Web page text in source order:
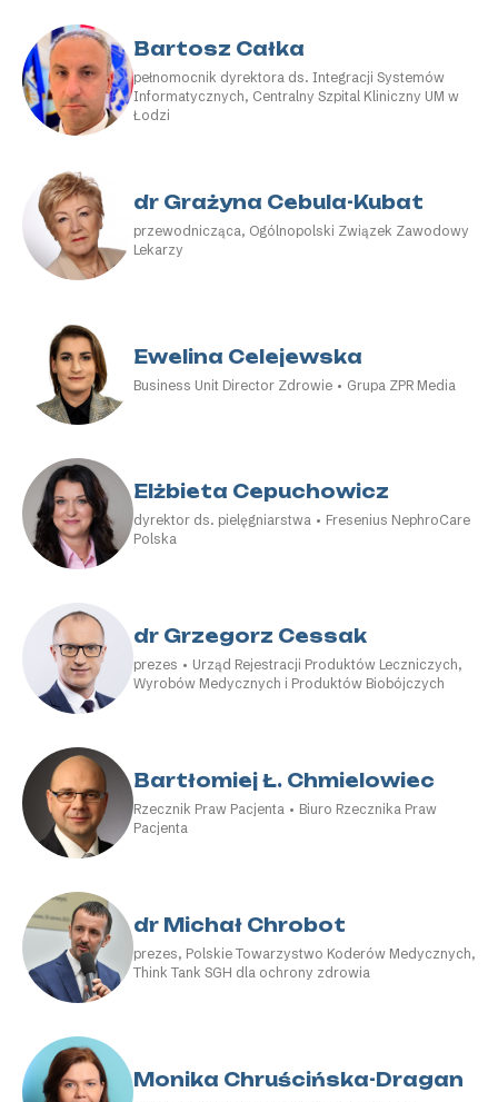
Bartosz Całka
pełnomocnik dyrektora ds. Integracji Systemów
Informatycznych, Centralny Szpital Kliniczny UM w
Łodzi
dr Grażyna Cebula-Kubat
przewodnicząca, Ogólnopolski Związek Zawodowy
Lekarzy
Ewelina Celejewska
Business Unit Director Zdrowie • Grupa ZPR Media
Elżbieta Cepuchowicz
dyrektor ds. pielęgniarstwa • Fresenius NephroCare
Polska
dr Grzegorz Cessak
prezes • Urząd Rejestracji Produktów Leczniczych,
Wyrobów Medycznych i Produktów Biobójczych
Bartłomiej Ł. Chmielowiec
Rzecznik Praw Pacjenta • Biuro Rzecznika Praw
Pacjenta
dr Michał Chrobot
prezes, Polskie Towarzystwo Koderów Medycznych,
Think Tank SGH dla ochrony zdrowia
Monika Chruścińska-Dragan